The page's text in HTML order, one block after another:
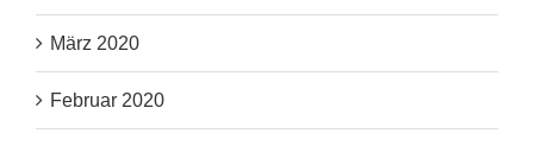
März 2020
Februar 2020